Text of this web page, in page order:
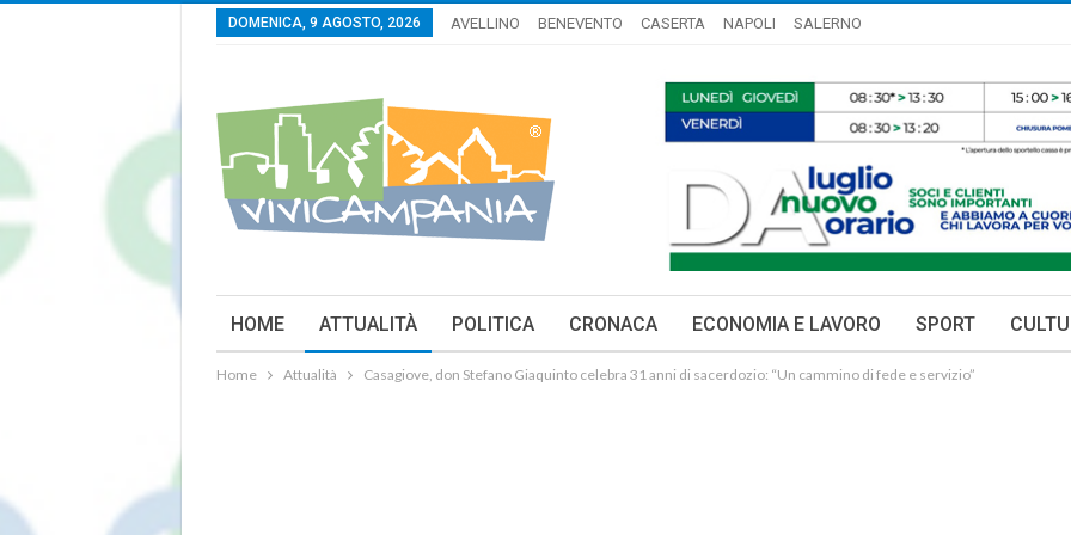
DOMENICA, 9 AGOSTO, 2026 AVELLINO BENEVENTO CASERTA NAPOLI SALERNO
HOME ATTUALITÀ POLITICA CRONACA ECONOMIA E LAVORO SPORT
Home Attualità Casagiove, don Stefano Giaquinto celebra 31 anni di sacerdozio: “Un cammino di fede e servizio”